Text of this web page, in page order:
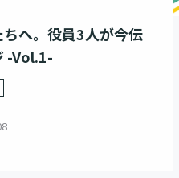
へ。役員3人が今伝
-Vol.1-